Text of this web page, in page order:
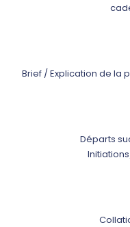
Brief / Explication de la
Départs